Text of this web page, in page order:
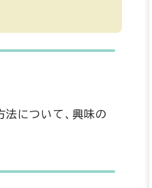
について、興味の